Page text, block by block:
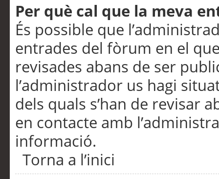
Per què cal que la meva
És possible que
entrades del fòrum en el
revisades abans de ser
l’administrador us hagi
dels quals s’han de revisar
en contacte amb
informació.
Torna a l’inici